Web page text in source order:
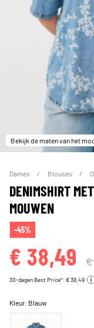
Bekijk de maten van het
Dames Blouses
DENIMSHIRT
MOUWEN
-45%
€ 38,49 €
30-dagen Best Price*: € 38,49
Kleur: Blauw